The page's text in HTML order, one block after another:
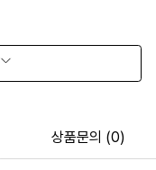
상품문의 (0)